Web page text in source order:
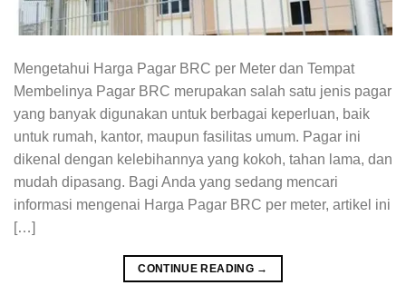
Mengetahui Harga Pagar BRC per Meter dan Tempat
Membelinya Pagar BRC merupakan salah satu jenis pagar
yang banyak digunakan untuk berbagai keperluan, baik
untuk rumah, kantor, maupun fasilitas umum. Pagar ini
dikenal dengan kelebihannya yang kokoh, tahan lama, dan
mudah dipasang. Bagi Anda yang sedang mencari
informasi mengenai Harga Pagar BRC per meter, artikel ini
[…]
CONTINUE READING →